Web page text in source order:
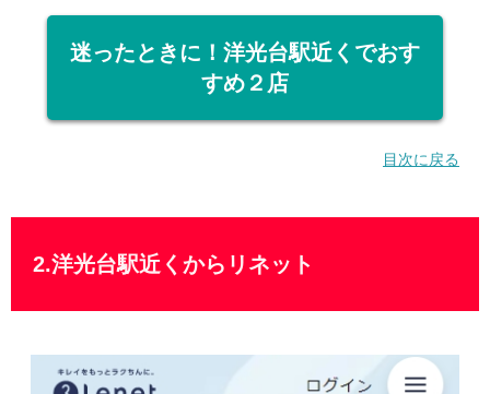
迷ったときに！洋光台駅近くでおす
すめ２店
目次に戻る
2.洋光台駅近くからリネット